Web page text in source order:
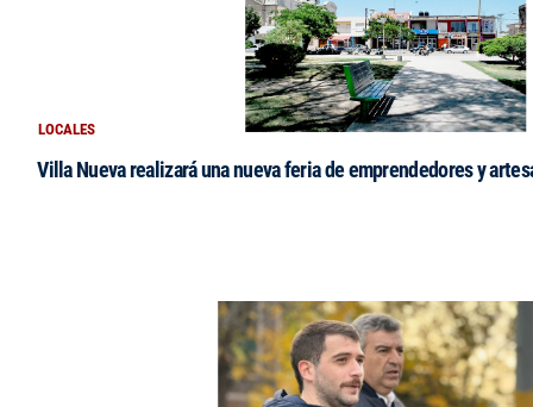
LOCALES
Villa Nueva realizará una nueva feria de emprendedores y